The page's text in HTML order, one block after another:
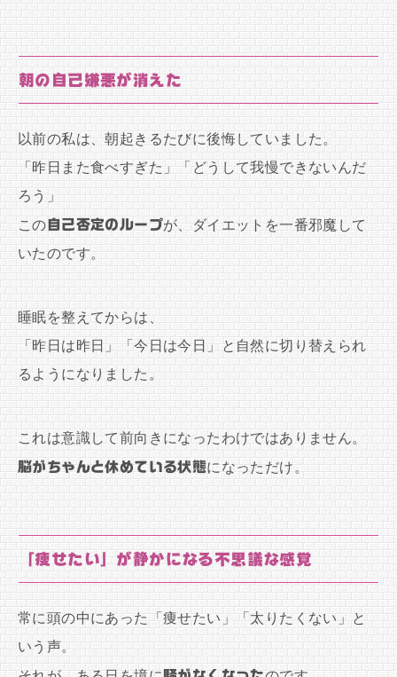
朝の自己嫌悪が消えた
以前の私は、朝起きるたびに後悔していました。
「昨日また食べすぎた」「どうして我慢できないんだ
ろう」
この 自己否定のループが、ダイエットを一番邪魔して
いたのです。
睡眠を整えてからは、
「昨日は昨日」「今日は今日」と自然に切り替えられ
るようになりました。
これは意識して前向きになったわけではありません。
脳がちゃんと休めている状態になっただけ。
「痩せたい」が静かになる不思議な感覚
常に頭の中にあった「痩せたい」「太りたくない」と
いう声。